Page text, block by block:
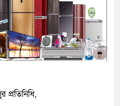
প্রতিনিধি,